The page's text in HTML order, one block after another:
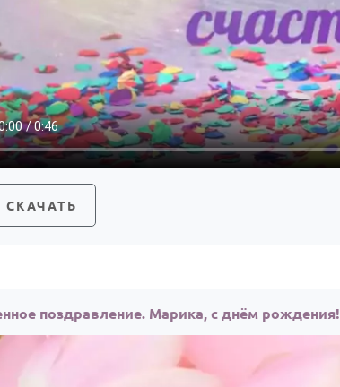
СКАЧАТЬ
поздравление. Марика, с днём рождения!